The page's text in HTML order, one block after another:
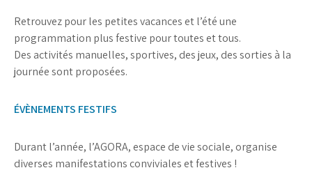
Retrouvez pour les petites vacances et l’été une
programmation plus festive pour toutes et tous.
Des activités manuelles, sportives, des jeux, des sorties à la
journée sont proposées.
ÉVÈNEMENTS FESTIFS
Durant l’année, l’AGORA, espace de vie sociale, organise
diverses manifestations conviviales et festives !